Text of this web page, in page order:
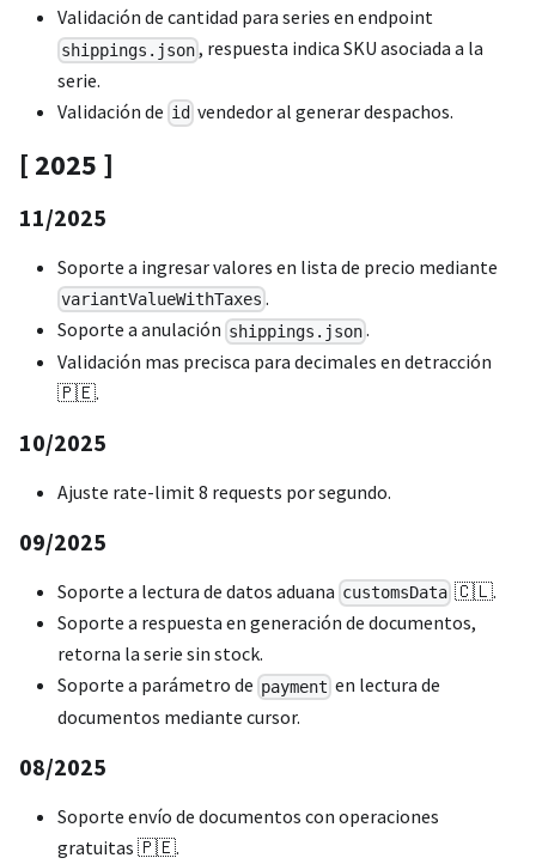
Validación de cantidad para series en endpoint
shippings.json , respuesta indica SKU asociada a la
serie.
Validación de id vendedor al generar despachos.
[ 2025 ]
11/2025
Soporte a ingresar valores en lista de precio mediante
variantValueWithTaxes .
Soporte a anulación shippings.json .
Validación mas precisca para decimales en detracción
🇵🇪.
10/2025
Ajuste rate-limit 8 requests por segundo.
09/2025
Soporte a lectura de datos aduana customsData 🇨🇱.
Soporte a respuesta en generación de documentos,
retorna la serie sin stock.
Soporte a parámetro de payment en lectura de
documentos mediante cursor.
08/2025
Soporte envío de documentos con operaciones
gratuitas 🇵🇪.